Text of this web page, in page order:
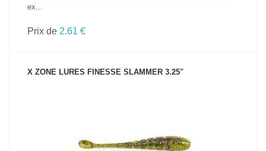
ex...
Prix de 2.61 €
X ZONE LURES FINESSE SLAMMER 3.25"